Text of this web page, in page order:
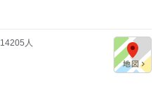
14205 人